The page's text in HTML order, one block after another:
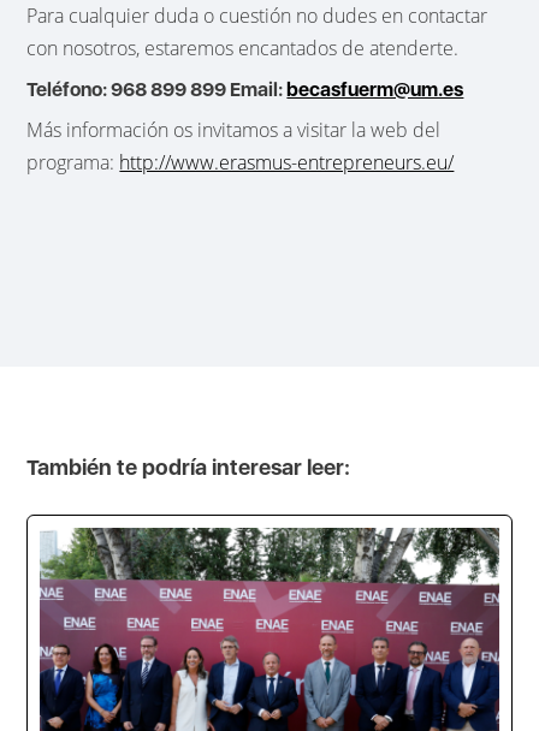
Para cualquier duda o cuestión no dudes en contactar
con nosotros, estaremos encantados de atenderte.
Teléfono: 968 899 899 Email:becasfuerm@um.es
Más información os invitamos a visitar la web del
programa: http://www.erasmus-entrepreneurs.eu/
También te podría interesar leer: